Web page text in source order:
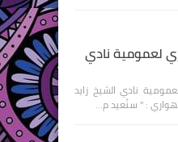
لعمومية نادي
نادي الشيخ زايد
: " سنُعيد م…